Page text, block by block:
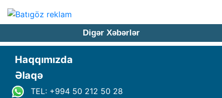
Digər Xəbərlər
Haqqımızda
Əlaqə
TEL: +994 50 212 50 28